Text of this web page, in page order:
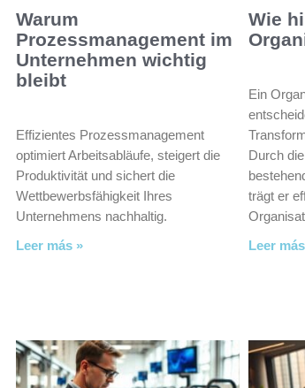
Warum
Prozessmanagement im
Unternehmen wichtig
bleibt
Effizientes Prozessmanagement
optimiert Arbeitsabläufe, steigert die
Produktivität und sichert die
Wettbewerbsfähigkeit Ihres
Unternehmens nachhaltig.
Leer más »
Wie
Ein
Durch
trägt er
Leer